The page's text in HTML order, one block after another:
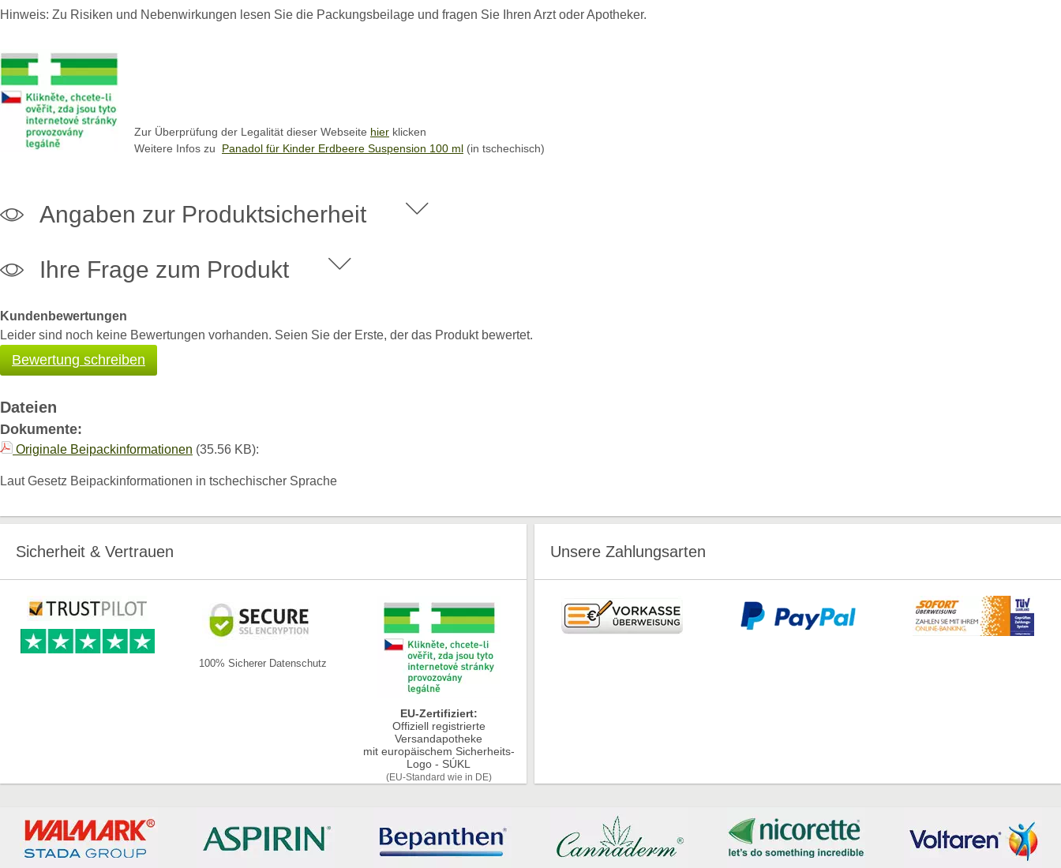
Hinweis: Zu Risiken und Nebenwirkungen lesen Sie die Packungsbeilage und fragen Sie Ihren Arzt oder Apotheker.
Zur Überprüfung der Legalität dieser Webseite hier klicken
Weitere Infos zu Panadol für Kinder Erdbeere Suspension 100 ml (in tschechisch)
Angaben zur Produktsicherheit
Ihre Frage zum Produkt
Kundenbewertungen
Leider sind noch keine Bewertungen vorhanden. Seien Sie der Erste, der das Produkt bewertet.
Bewertung schreiben
Dateien
Dokumente:
Originale Beipackinformationen (35.56 KB):
Laut Gesetz Beipackinformationen in tschechischer Sprache
Sicherheit & Vertrauen
100% Sicherer Datenschutz
EU-Zertifiziert:
Offiziell registrierte
Versandapotheke
mit europäischem Sicherheits-
Logo - SÚKL
(EU-Standard wie in DE)
Unsere Zahlungsarten